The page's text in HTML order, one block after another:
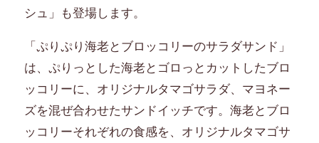
シュ」も登場します。
「ぷりぷり海老とブロッコリーのサラダサンド」
は、ぷりっとした海老とゴロっとカットしたブロ
ッコリーに、オリジナルタマゴサラダ、マヨネー
ズを混ぜ合わせたサンドイッチです。海老とブロ
ッコリーそれぞれの食感を、オリジナルタマゴサ